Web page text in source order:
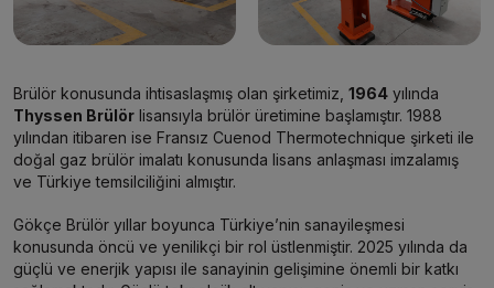
Brülör konusunda ihtisaslaşmış olan şirketimiz, 1964 yılında
Thyssen Brülör lisansıyla brülör üretimine başlamıştır. 1988
yılından itibaren ise Fransız Cuenod Thermotechnique şirketi ile
doğal gaz brülör imalatı konusunda lisans anlaşması imzalamış
ve Türkiye temsilciliğini almıştır.
Gökçe Brülör yıllar boyunca Türkiye’nin sanayileşmesi
konusunda öncü ve yenilikçi bir rol üstlenmiştir. 2025 yılında da
güçlü ve enerjik yapısı ile sanayinin gelişimine önemli bir katkı